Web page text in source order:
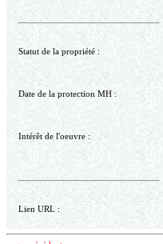
Statut de la propriété :
Date de la protection MH :
Intérêt de l'oeuvre :
Lien URL :